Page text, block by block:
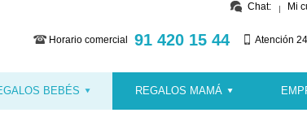
Chat: Mi
Horario comercial 91 420 15 44 Atención
BEBÉS REGALOS MAMÁ